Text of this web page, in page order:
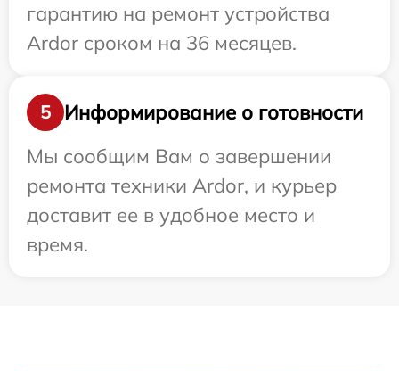
гарантию на ремонт устройства
Ardor сроком на 36 месяцев.
5
Информирование о готовности
Мы сообщим Вам о завершении
ремонта техники Ardor, и курьер
доставит ее в удобное место и
время.